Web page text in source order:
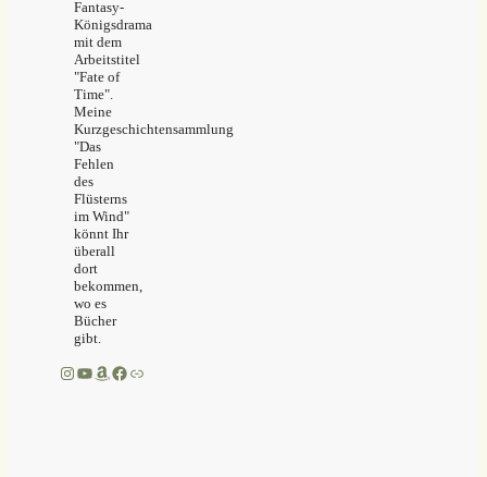
Fantasy-
Königsdrama
mit dem
Arbeitstitel
"Fate of
Time".
Meine
Kurzgeschichtensammlung
"Das
Fehlen
des
Flüsterns
im Wind"
könnt Ihr
überall
dort
bekommen,
wo es
Bücher
gibt.
Instagram
YouTube
Amazon
Facebook
Link